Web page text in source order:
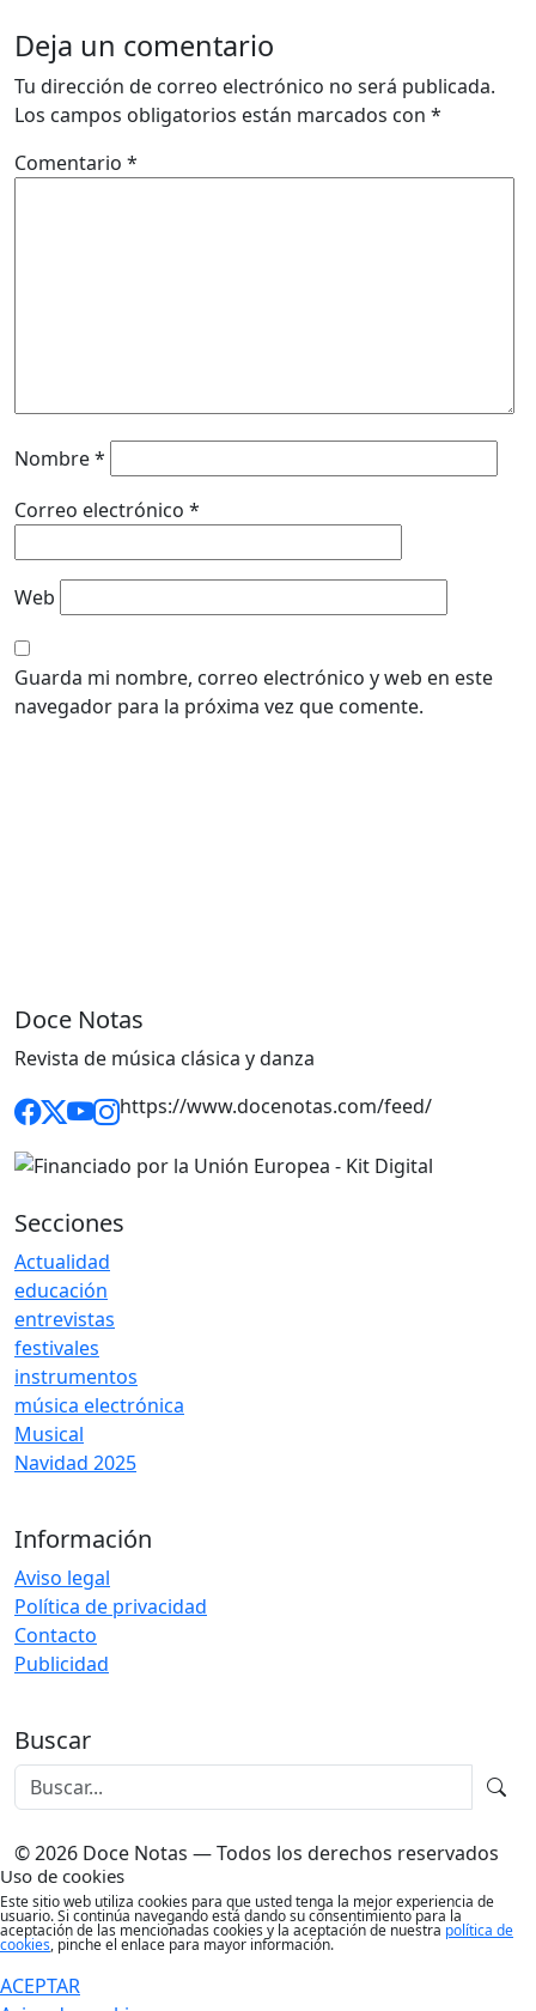
Deja un comentario
Tu dirección de correo electrónico no será publicada.
Los campos obligatorios están marcados con *
Comentario *
Nombre*
Correo electrónico *
Web
Guarda mi nombre, correo electrónico y web en este
navegador para la próxima vez que comente.
Doce Notas
Revista de música clásica y danza
https://www.docenotas.com/feed/
Secciones
Actualidad
educación
entrevistas
festivales
instrumentos
música electrónica
Musical
Navidad 2025
Información
Aviso legal
Política de privacidad
Contacto
Publicidad
Buscar
© 2026 Doce Notas — Todos los derechos reservados
Uso de cookies
Este sitio web utiliza cookies para que usted tenga la mejor experiencia de
usuario. Si continúa navegando está dando su consentimiento para la
aceptación de las mencionadas cookies y la aceptación de nuestra política de
cookies, pinche el enlace para mayor información.
ACEPTAR